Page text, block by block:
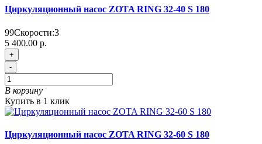
Циркуляционный насос ZOTA RING 32-40 S 180
99Скорости:3
5 400.00 р.
+
-
В корзину
Купить в 1 клик
Циркуляционный насос ZOTA RING 32-60 S 180